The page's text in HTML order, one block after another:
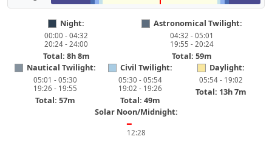
Night:
00:00 - 04:32
20:24 - 24:00
Total: 8h 8m
Astronomical Twilight:
04:32 - 05:01
19:55 - 20:24
Total: 59m
Nautical Twilight:
05:01 - 05:30
19:26 - 19:55
Total: 57m
Civil Twilight:
05:30 - 05:54
19:02 - 19:26
Total: 49m
Daylight:
05:54 - 19:02
Total: 13h 7m
Solar Noon/Midnight:
━
12:28